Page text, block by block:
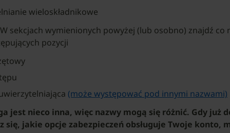
wieloskładnikowe
sekcjach wymienionych powyżej (lub osobno) znajdź co
pozycji
(może występować pod innymi nazwami)
jest nieco inna, więc nazwy mogą się różnić. Gdy już
się, jakie opcje zabezpieczeń obsługuje Twoje konto,